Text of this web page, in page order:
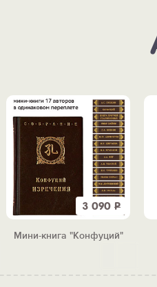
3 090 Р
Мини-книга "Конфуций"